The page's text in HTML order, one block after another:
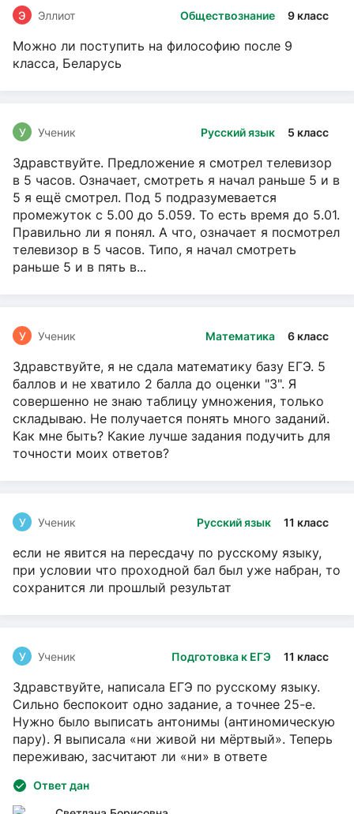
Обществознание 9 класс
Э Эллиот
Можно ли поступить на философию после 9
класса, Беларусь
Русский язык 5 класс
У Ученик
Здравствуйте. Предложение я смотрел телевизор
в 5 часов. Означает, смотреть я начал раньше 5 и в
5 я ещё смотрел. Под 5 подразумевается
промежуток с 5.00 до 5.059. То есть время до 5.01.
Правильно ли я понял. А что, означает я посмотрел
телевизор в 5 часов. Типо, я начал смотреть
раньше 5 и в пять в...
Математика 6 класс
У Ученик
Здравствуйте, я не сдала математику базу ЕГЭ. 5
баллов и не хватило 2 балла до оценки "3". Я
совершенно не знаю таблицу умножения, только
складываю. Не получается понять много заданий.
Как мне быть? Какие лучше задания подучить для
точности моих ответов?
Русский язык 11 класс
У Ученик
если не явится на пересдачу по русскому языку,
при условии что проходной бал был уже набран, то
сохранится ли прошлый результат
Подготовка к ЕГЭ 11 класс
У Ученик
Здравствуйте, написала ЕГЭ по русскому языку.
Сильно беспокоит одно задание, а точнее 25-е.
Нужно было выписать антонимы (антиномическую
пару). Я выписала «ни живой ни мёртвый». Теперь
переживаю, засчитают ли «ни» в ответе
Ответ дан